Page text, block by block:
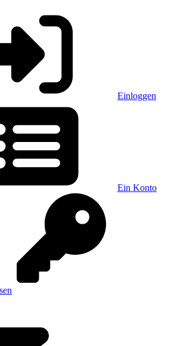
Einloggen
Ein Konto